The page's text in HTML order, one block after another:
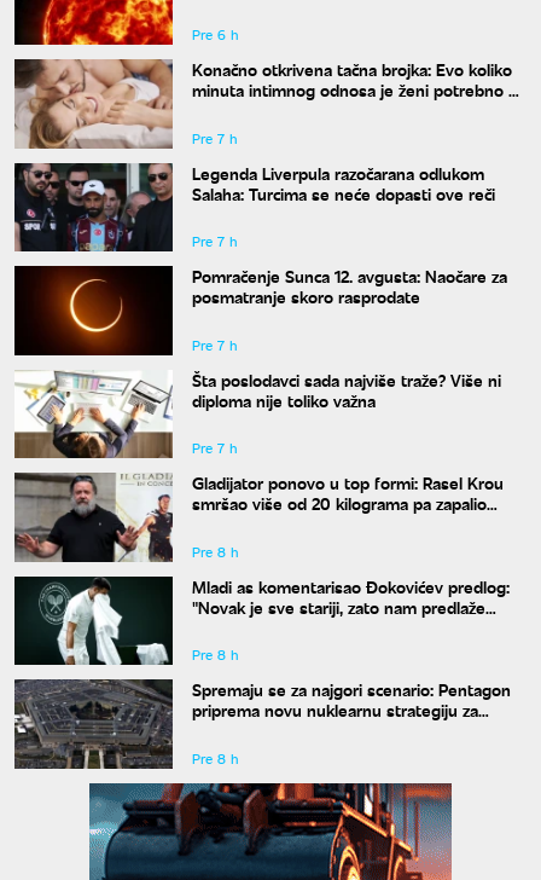
Pre 6 h
Konačno otkrivena tačna brojka: Evo koliko
minuta intimnog odnosa je ženi potrebno da
Pre 7 h
Legenda Liverpula razočarana odlukom
Salaha: Turcima se neće dopasti ove reči
Pre 7 h
Pomračenje Sunca 12. avgusta: Naočare za
posmatranje skoro rasprodate
Pre 7 h
Šta poslodavci sada najviše traže? Više ni
diploma nije toliko važna
Pre 7 h
Gladijator ponovo u top formi: Rasel Krou
smršao više od 20 kilograma pa zapalio
Pre 8 h
Mladi as komentarisao Đokovićev predlog:
"Novak je sve stariji, zato nam predlaže
Pre 8 h
Spremaju se za najgori scenario: Pentagon
priprema novu nuklearnu strategiju za
Pre 8 h